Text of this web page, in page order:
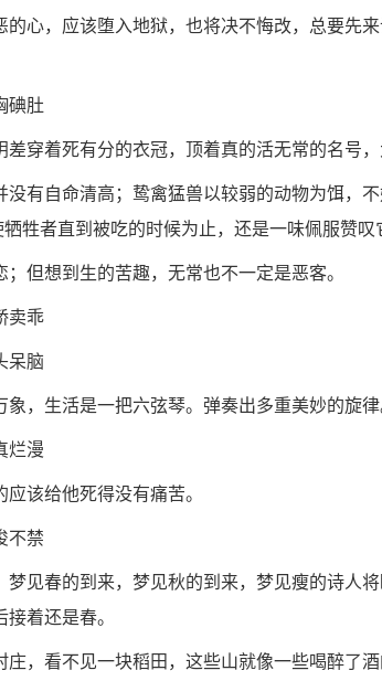
的心，应该堕入地狱，也将决不悔改，总要先
碘肚
穿着死有分的衣冠，顶着真的活无常的名号，
没有自命清高；鸷禽猛兽以较弱的动物为饵，
牲者直到被吃的时候为止，还是一味佩服赞叹
但想到生的苦趣，无常也不一定是恶客。
卖乖
呆脑
，生活是一把六弦琴。弹奏出多重美妙的旋律
烂漫
该给他死得没有痛苦。
不禁
见春的到来，梦见秋的到来，梦见瘦的诗人将
着还是春。
庄，看不见一块稻田，这些山就像一些喝醉了